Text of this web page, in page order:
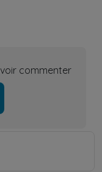
commenter